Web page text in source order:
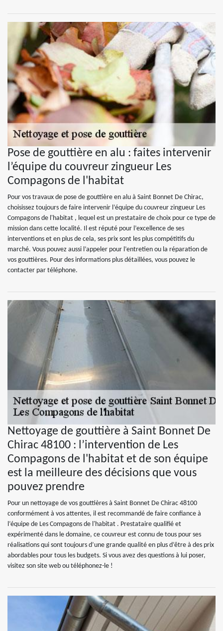
Pose de gouttière en alu : faites intervenir
l’équipe du couvreur zingueur Les
Compagons de l'habitat
Pour vos travaux de pose de gouttière en alu à Saint Bonnet De Chirac,
choisissez toujours de faire intervenir l’équipe du couvreur zingueur Les
Compagons de l'habitat , lequel est un prestataire de choix pour ce type de
mission dans cette localité. Il est réputé pour l’excellence de ses
interventions et en plus de cela, ses prix sont les plus compétitifs du
marché. Vous pouvez aussi l’appeler pour l’entretien ou la réparation de
vos gouttières. Pour des informations plus détaillées, vous pouvez le
contacter par téléphone.
Nettoyage de gouttière à Saint Bonnet De
Chirac 48100 : l’intervention de Les
Compagons de l'habitat et de son équipe
est la meilleure des décisions que vous
pouvez prendre
Pour un nettoyage de vos gouttières à Saint Bonnet De Chirac 48100
conformément à vos attentes, il est recommandé de faire confiance à
l’équipe de Les Compagons de l'habitat . Prestataire qualifié et
expérimenté dans le domaine, ce couvreur est connu de tous pour ses
réalisations qui sont toujours d’une grande qualité en plus d’être à des prix
abordables pour tous les budgets. Si vous avez des questions à lui poser,
visitez son site web ou téléphonez-le !